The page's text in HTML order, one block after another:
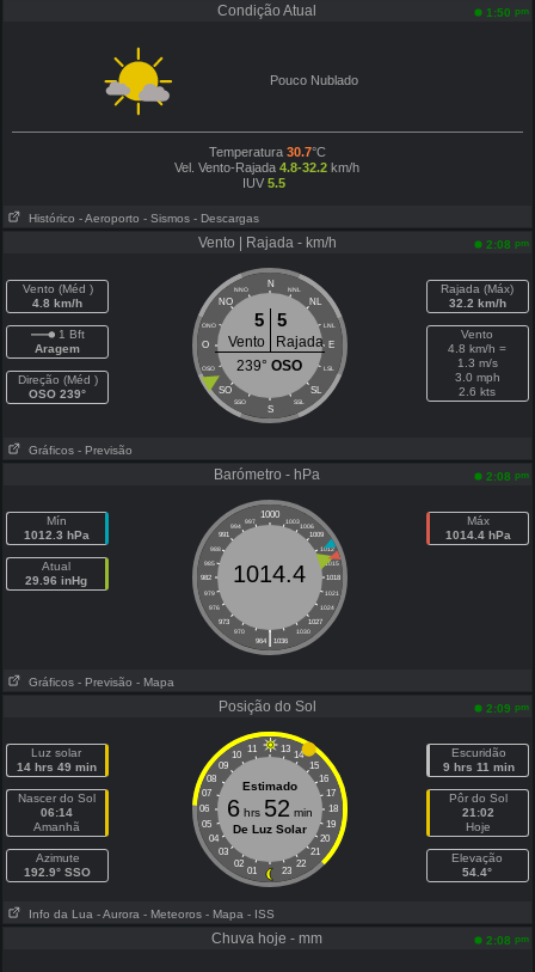
Condição Atual 1:50 pm
Pouco Nublado
Temperatura 30.7°C
Vel. Vento-Rajada 4.8-32.2 km/h
IUV 5.5
Histórico - Aeroporto - Sismos - Descargas
Vento | Rajada - km/h 2:08 pm
Vento (Méd )
4.8 km/h
1 Bft
Aragem
Direção (Méd )
OSO 239°
N
NNO NNL
NO NL
ONO LNL
O E
OSO LSL
SO SL
SSO SSL
S
5 5
Vento
Rajada
239°OSO
Rajada (Máx)
32.2 km/h
Vento
4.8 km/h =
1.3 m/s
3.0 mph
2.6 kts
Gráficos - Previsão
Barómetro - hPa 2:08 pm
Mín
1012.3 hPa
Atual
29.96 inHg
1000
997 1003
994
1006
991
1009
988
1012
985
1015
982
1018
979
1021
976
1024
973
1027
970
1030
|
964 1036
1014.4
Máx
1014.4 hPa
Gráficos - Previsão - Mapa
Posição do Sol 2:09 pm
Luz solar
14 hrs 49 min
Nascer do Sol
06:14
Amanhã
Azimute
192.9° SSO
11 13
10
14
09
15
08
16
07
17
06
18
05
19
04
20
03
21
02
22
01 23
Estimado
6hrs 52 min
De Luz Solar
Escuridão
9 hrs 11 min
Pôr do Sol
21:02
Hoje
Elevação
54.4°
Info da Lua - Aurora - Meteoros - Mapa - ISS
Chuva hoje - mm 2:08 pm